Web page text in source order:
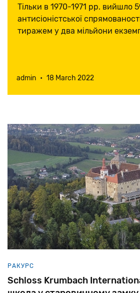
першими
Тільки в 1970-1971 рр. вийшло
антисіоністської
тиражем у два мільйони
admin • 18 March 2022
РАКУРС
Schloss Krumbach